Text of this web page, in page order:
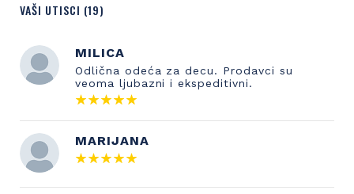
VAŠI UTISCI (19)
MILICA
Odlična odeća za decu. Prodavci su
veoma ljubazni i ekspeditivni.
MARIJANA